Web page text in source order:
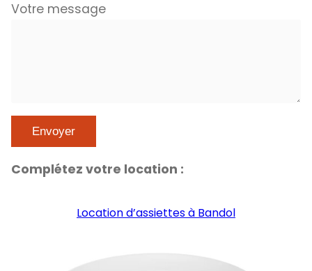
Votre message
Complétez votre location :
Location d’assiettes à Bandol